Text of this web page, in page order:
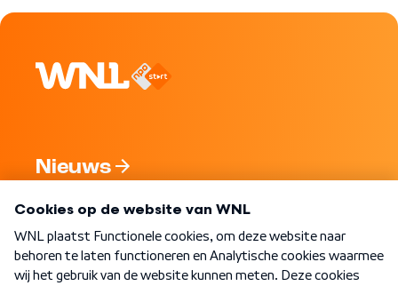
Nieuws
Nieuwsbrief
Word Lid